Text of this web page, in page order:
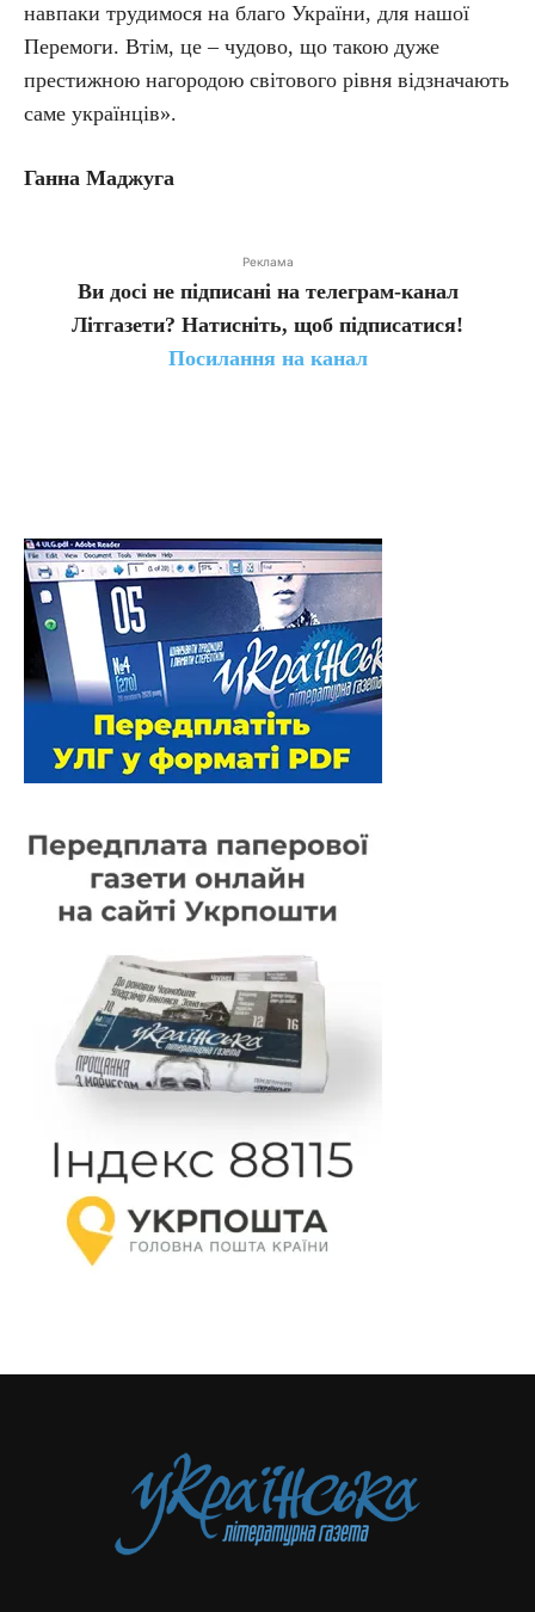
навпаки трудимося на благо України, для нашої
Перемоги. Втім, це – чудово, що такою дуже
престижною нагородою світового рівня відзначають
саме українців».
Ганна Маджуга
Реклама
Ви досі не підписані на телеграм-канал
Літгазети? Натисніть, щоб підписатися!
Посилання на канал